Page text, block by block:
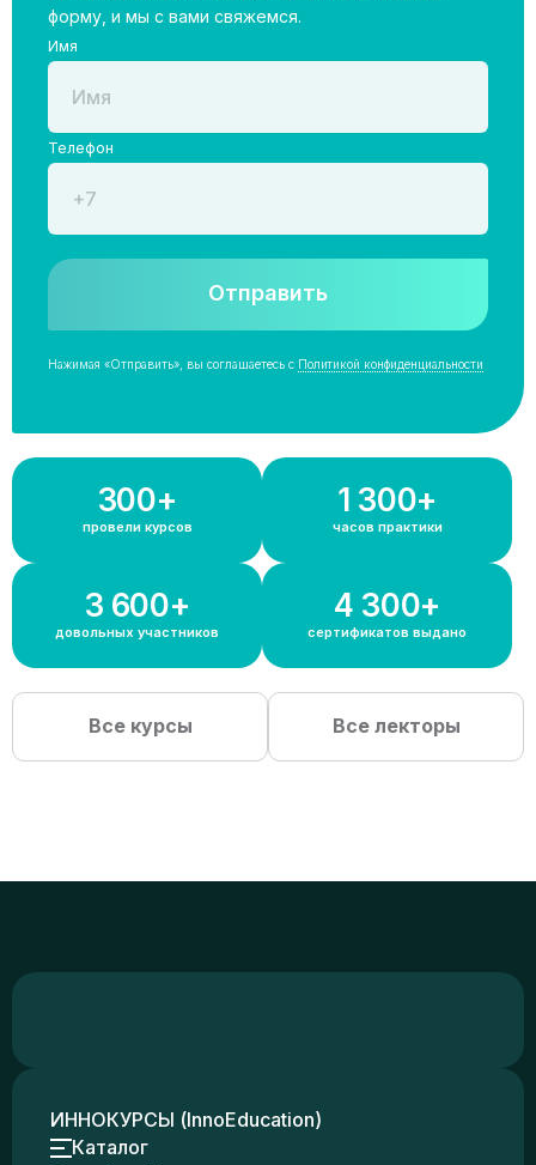
форму, и мы с вами свяжемся.
Имя
Телефон
Отправить
Нажимая «Отправить», вы соглашаетесь с Политикой конфиденциальности
300+
провели курсов
1 300+
часов практики
3 600+
довольных участников
4 300+
сертификатов выдано
Все курсы Все лекторы
ИННОКУРСЫ (InnoEducation)
Каталог